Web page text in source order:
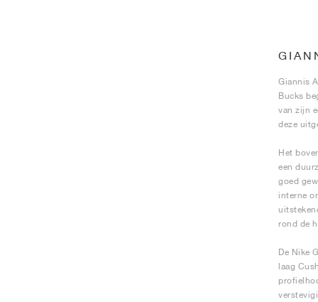
Giannis
Bucks
van zijn
deze
Het
een
goed
interne
rond de
De Nike
laag